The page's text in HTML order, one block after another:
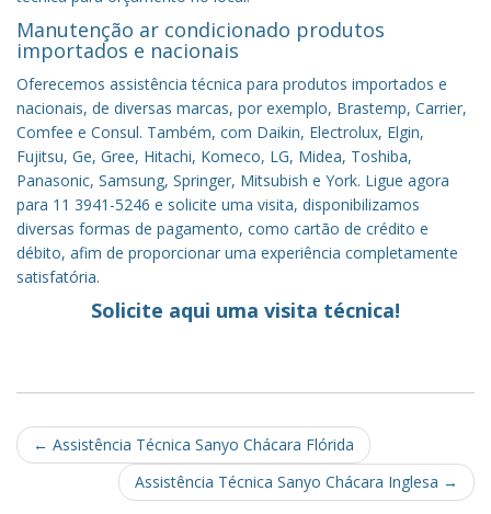
Manutenção ar condicionado produtos
importados e nacionais
Oferecemos assistência técnica para produtos importados e
nacionais, de diversas marcas, por exemplo, Brastemp, Carrier,
Comfee e Consul. Também, com Daikin, Electrolux, Elgin,
Fujitsu, Ge, Gree, Hitachi, Komeco, LG, Midea, Toshiba,
Panasonic, Samsung, Springer, Mitsubish e York. Ligue agora
para 11 3941-5246 e solicite uma visita, disponibilizamos
diversas formas de pagamento, como cartão de crédito e
débito, afim de proporcionar uma experiência completamente
satisfatória.
Solicite aqui uma visita técnica!
Post
navigation
← Assistência Técnica Sanyo Chácara Flórida
Assistência Técnica Sanyo Chácara Inglesa →